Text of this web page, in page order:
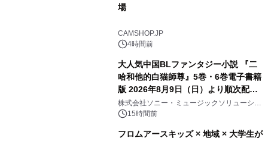
場
CAMSHOP.JP
4時間前
大人気中国BLファンタジー小説 『二
哈和他的白猫師尊』5巻・6巻電子書籍
版 2026年8月9日（日）より順次配信
開始
株式会社ソニー・ミュージックソリューショ
ンズ15時間前
フロムアースキッズ × 地域 × 大学生が